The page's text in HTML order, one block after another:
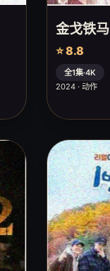
金戈铁马
⭐ 8.8
全1集·4K
2024 · 动作